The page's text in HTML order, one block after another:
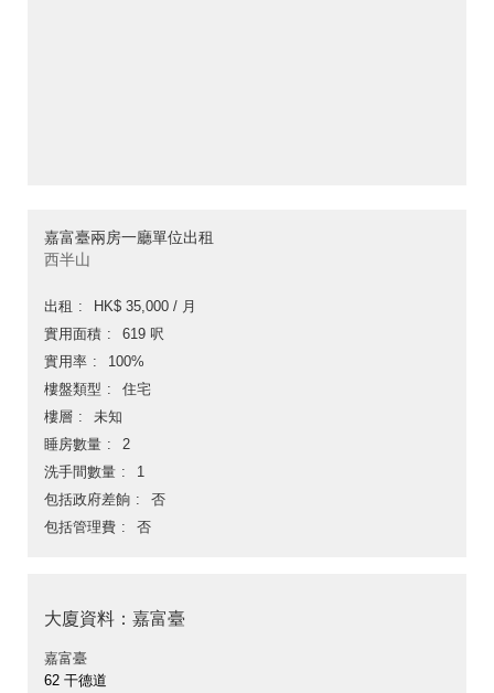
嘉富臺兩房一廳單位出租
西半山
出租
HK$ 35,000 / 月
實用面積
619 呎
實用率
100%
樓盤類型
住宅
樓層
未知
睡房數量
2
洗手間數量
1
包括政府差餉
否
包括管理費
否
大廈資料：嘉富臺
嘉富臺
62 干德道